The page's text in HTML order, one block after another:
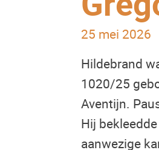
25 mei 2026
Hildebrand
1020/25
Aventijn.
Hij
aanwezige